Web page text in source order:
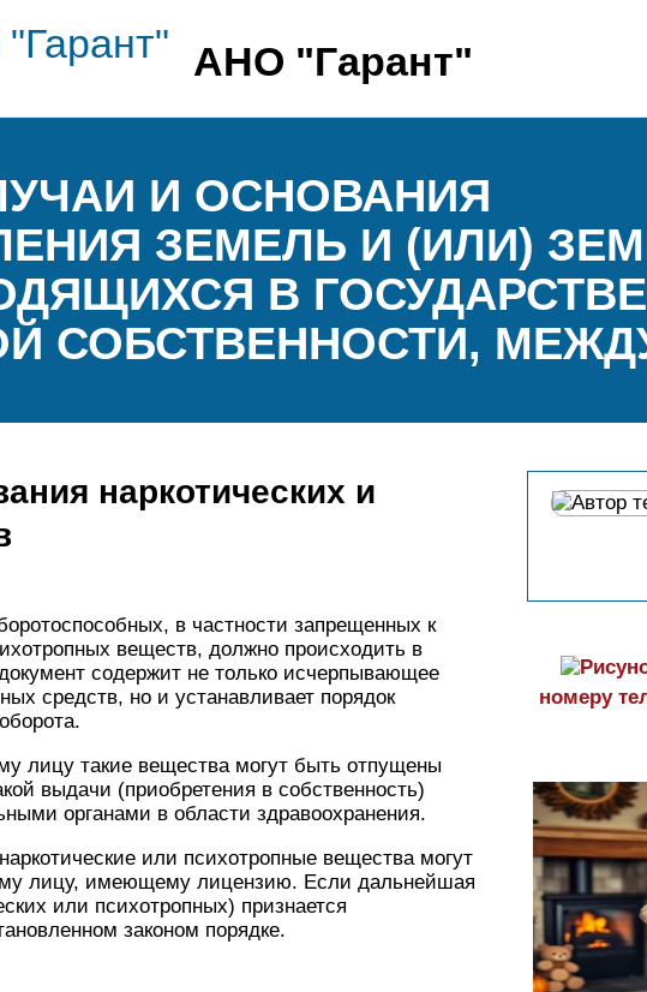
АНО "Гарант"
И ОСНОВАНИЯ
ЗЕМЕЛЬ И (ИЛИ)
В
СОБСТВЕННОСТИ,
наркотических и
в частности запрещенных к
веществ, должно происходить в
содержит не только исчерпывающее
средств, но и устанавливает порядок
лицу такие вещества могут быть отпущены
выдачи (приобретения в собственность)
органами в области здравоохранения.
или психотропные вещества могут
лицу, имеющему лицензию. Если дальнейшая
или психотропных) признается
законом порядке.
номеру